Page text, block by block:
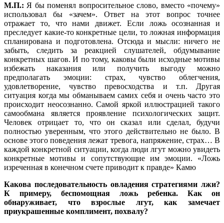
М.П.: Я бы поменял вопросительное слово, вместо «почему»
использовал бы «зачем». Ответ на этот вопрос точнее
отражает то, что нами движет. Если ложь осознанная и
преследует какие-то конкретные цели, то ложная информация
спланирована и подготовлена. Отсюда и мысли: ничего не
забыть, следить за реакцией слушателей, обдумывание
конкретных шагов. И по тому, каковы были исходные мотивы
избежать наказания или получить выгоду можно
предполагать эмоции: страх, чувство облегчения,
удовлетворение, чувство превосходства и т.п. Другая
ситуация когда мы обманываем самих себя и очень часто это
происходит неосознанно. Самой яркой иллюстрацией такого
самообмана является проявление психологических защит.
Человек отрицает то, что он сказал или сделал, будучи
полностью уверенным, что этого действительно не было. В
основе этого поведения лежат тревога, напряжение, страх… В
каждой конкретной ситуации, когда люди лгут можно увидеть
конкретные мотивы и сопутствующие им эмоции. «Ложь
изреченная в конечном счете приводит к правде» Камю
Какова последовательность овладения стратегиями лжи?
К примеру, беспомощная ложь ребенка. Как он
обнаруживает, что взрослые лгут, как замечает
приукрашенные комплимент, похвалу?